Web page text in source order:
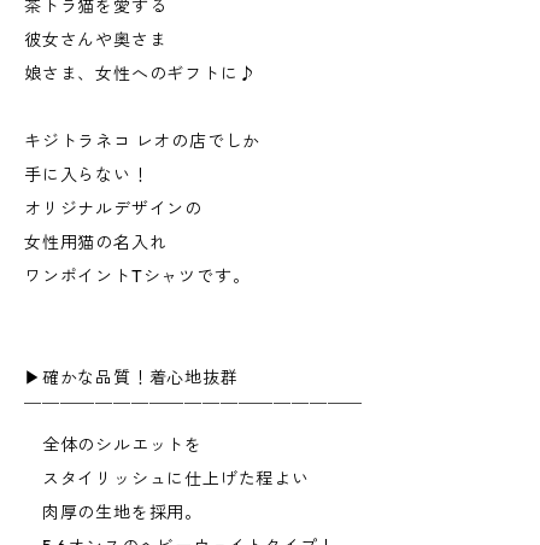
茶トラ猫を愛する
彼女さんや奥さま
娘さま、女性へのギフトに♪
キジトラネコ レオの店でしか
手に入らない！
オリジナルデザインの
女性用猫の名入れ
ワンポイントTシャツです。
▶︎確かな品質！着心地抜群
￣￣￣￣￣￣￣￣￣￣￣￣￣￣￣￣￣￣￣
全体のシルエットを
スタイリッシュに仕上げた程よい
肉厚の生地を採用。